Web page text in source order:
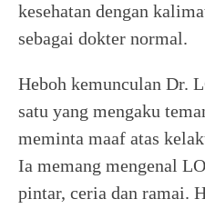
kesehatan dengan
sebagai dokter normal.
Heboh kemunculan Dr.
satu yang mengaku
meminta maaf atas
Ia memang mengenal
pintar, ceria dan ramai.